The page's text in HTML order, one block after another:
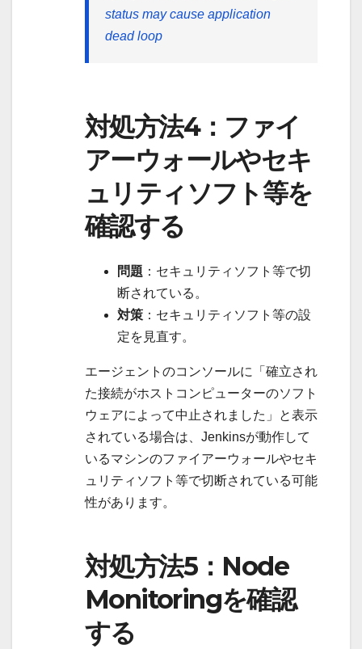
status may cause application
dead loop
対処方法4：ファイ
アーウォールやセキ
ュリティソフト等を
確認する
問題 ：セキュリティソフト等で切
断されている。
対策 ：セキュリティソフト等の設
定を見直す。
エージェントのコンソールに「確立され
た接続がホストコンピューターのソフト
ウェアによって中止されました」と表示
されている場合は、Jenkinsが動作して
いるマシンのファイアーウォールやセキ
ュリティソフト等で切断されている可能
性があります。
対処方法5：Node
Monitoringを確認
する